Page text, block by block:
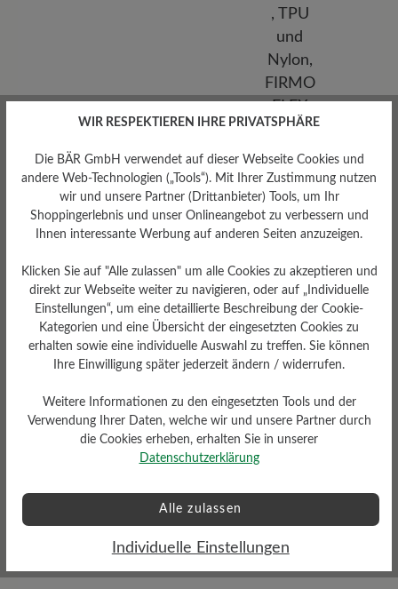
Sohlentyp
HikeTec Sohle aus PU,
Vorfußbereich
WIR RESPEKTIEREN IHRE PRIVATSPHÄRE
Die BÄR GmbH verwendet auf dieser Webseite Cookies und
andere Web-Technologien („Tools“). Mit Ihrer Zustimmung nutzen
wir und unsere Partner (Drittanbieter) Tools, um Ihr
Shoppingerlebnis und unser Onlineangebot zu verbessern und
Ihnen interessante Werbung auf anderen Seiten anzuzeigen.
Klicken Sie auf "Alle zulassen" um alle Cookies zu akzeptieren und
direkt zur Webseite weiter zu navigieren, oder auf „Individuelle
Einstellungen“, um eine detaillierte Beschreibung der Cookie-
Kategorien und eine Übersicht der eingesetzten Cookies zu
erhalten sowie eine individuelle Auswahl zu treffen. Sie können
Ihre Einwilligung später jederzeit ändern / widerrufen.
Weitere Informationen zu den eingesetzten Tools und der
Verwendung Ihrer Daten, welche wir und unsere Partner durch
die Cookies erheben, erhalten Sie in unserer
Datenschutzerklärung
Alle zulassen
Individuelle Einstellungen